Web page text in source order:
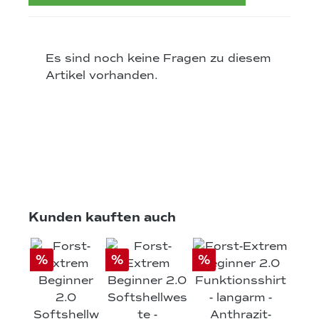
Es sind noch keine Fragen zu diesem
Artikel vorhanden.
Produktgalerie überspringen
Kunden kauften auch
% % %